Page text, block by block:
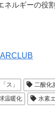
ネルギーの役
「ス」
二酸化
温暖化 水素